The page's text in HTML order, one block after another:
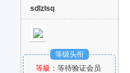
sdlzlsq
等级头衔
等級：等待验证会员